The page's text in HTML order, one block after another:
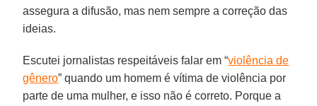
assegura a difusão, mas nem sempre a correção das
ideias.
Escutei jornalistas respeitáveis falar em “violência de
gênero” quando um homem é vítima de violência por
parte de uma mulher, e isso não é correto. Porque a